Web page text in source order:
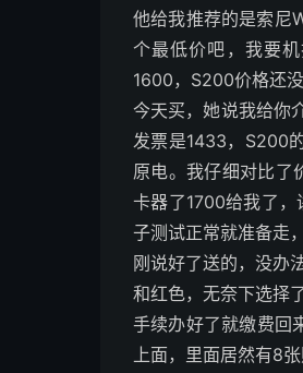
他给我推荐的是索尼
个最低价吧，我要
1600，S200价格还
今天买，她说我给你
发票是1433，S200
原电。我仔细对比了
卡器了1700给我了
子测试正常就准备走
刚说好了送的，没办
和红色，无奈下选择
手续办好了就缴费回
上面，里面居然有8